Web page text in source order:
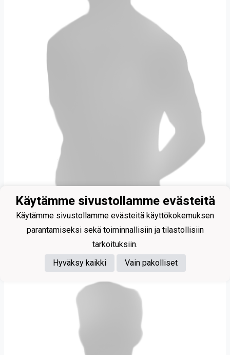
Käytämme sivustollamme evästeitä
Käytämme sivustollamme evästeitä käyttökokemuksen
parantamiseksi sekä toiminnallisiin ja tilastollisiin
tarkoituksiin.
Hyväksy kaikki
Vain pakolliset